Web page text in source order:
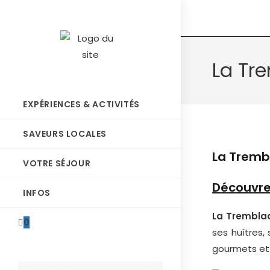
EXPÉRIENCES & ACTIVITÉS
SAVEURS LOCALES
VOTRE SÉJOUR
INFOS
0
La
La
La
ses huîtres,
gourmets et